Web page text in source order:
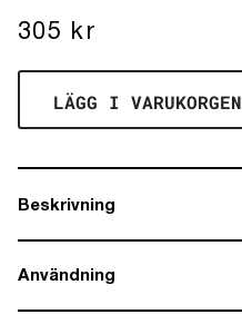
305 kr
LÄGG I VARUKORGEN
Beskrivning
Användning